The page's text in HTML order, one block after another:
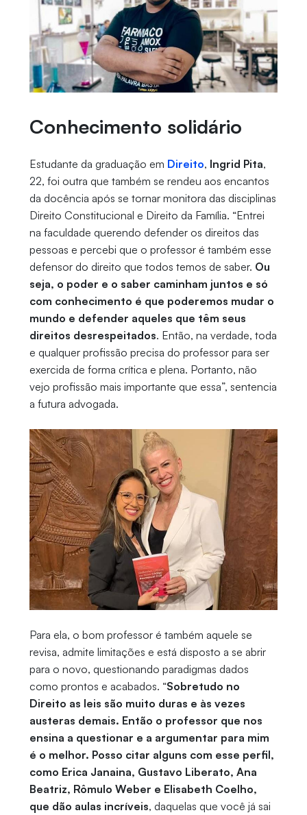
Conhecimento solidário
Estudante da graduação em Direito, Ingrid Pita,
22, foi outra que também se rendeu aos encantos
da docência após se tornar monitora das disciplinas
Direito Constitucional e Direito da Família. “Entrei
na faculdade querendo defender os direitos das
pessoas e percebi que o professor é também esse
defensor do direito que todos temos de saber. Ou
seja, o poder e o saber caminham juntos e só
com conhecimento é que poderemos mudar o
mundo e defender aqueles que têm seus
direitos desrespeitados. Então, na verdade, toda
e qualquer profissão precisa do professor para ser
exercida de forma crítica e plena. Portanto, não
vejo profissão mais importante que essa”, sentencia
a futura advogada.
Para ela, o bom professor é também aquele se
revisa, admite limitações e está disposto a se abrir
para o novo, questionando paradigmas dados
como prontos e acabados. “Sobretudo no
Direito as leis são muito duras e às vezes
austeras demais. Então o professor que nos
ensina a questionar e a argumentar para mim
é o melhor. Posso citar alguns com esse perfil,
como Erica Janaina, Gustavo Liberato, Ana
Beatriz, Rômulo Weber e Elisabeth Coelho,
que dão aulas incríveis, daquelas que você já sai